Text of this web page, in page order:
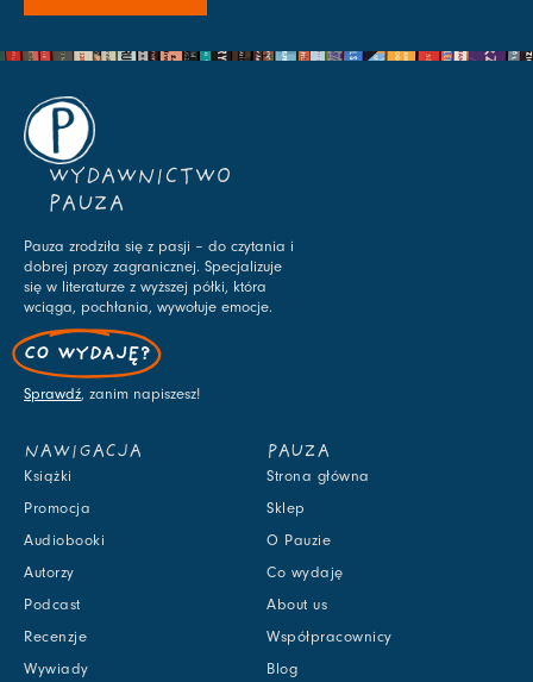
WYDAWNICTWO
PAUZA
Pauza zrodziła się z pasji – do czytania i
dobrej prozy zagranicznej. Specjalizuje
się w literaturze z wyższej półki, która
wciąga, pochłania, wywołuje emocje.
CO WYDAJĘ?
Sprawdź, zanim napiszesz!
NAWIGACJA
Książki
Promocja
Audiobooki
Autorzy
Podcast
Recenzje
Wywiady
PAUZA
Strona główna
Sklep
O Pauzie
Co wydaję
About us
Współpracownicy
Blog